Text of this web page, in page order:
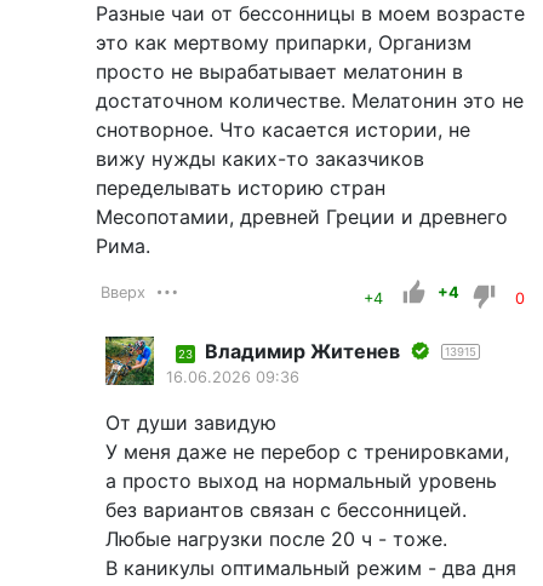
Разные чаи от бессонницы в моем возрасте
это как мертвому припарки, Организм
просто не вырабатывает мелатонин в
достаточном количестве. Мелатонин это не
снотворное. Что касается истории, не
вижу нужды каких-то заказчиков
переделывать историю стран
Месопотамии, древней Греции и древнего
Рима.
Вверх +4 +4 0
23 Владимир Житенев 13915
16.06.2026 09:36
От души завидую
У меня даже не перебор с тренировками,
а просто выход на нормальный уровень
без вариантов связан с бессонницей.
Любые нагрузки после 20 ч - тоже.
В каникулы оптимальный режим - два дня